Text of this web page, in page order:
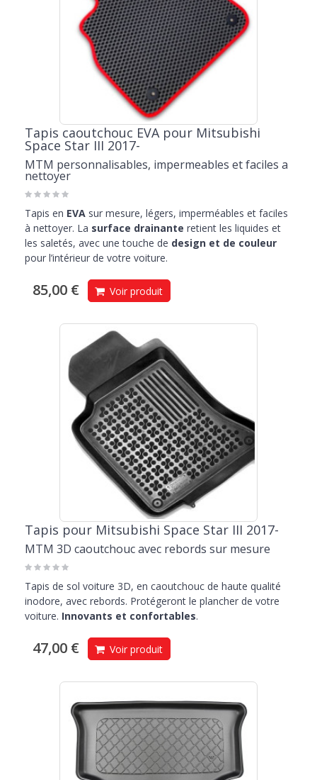
Tapis caoutchouc EVA pour Mitsubishi
Space Star III 2017-
MTM personnalisables, impermeables et faciles a
nettoyer
Tapis en EVA sur mesure, légers, imperméables et faciles
à nettoyer. La surface drainante retient les liquides et
les saletés, avec une touche de design et de couleur
pour l’intérieur de votre voiture.
85,00 € Voir produit
Tapis pour Mitsubishi Space Star III 2017-
MTM 3D caoutchouc avec rebords sur mesure
Tapis de sol voiture 3D, en caoutchouc de haute qualité
inodore, avec rebords. Protégeront le plancher de votre
voiture. Innovants et confortables.
47,00 € Voir produit